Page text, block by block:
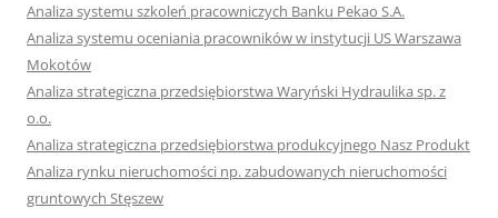
Analiza systemu szkoleń pracowniczych Banku Pekao S.A.
Analiza systemu oceniania pracowników w instytucji US Warszawa
Mokotów
Analiza strategiczna przedsiębiorstwa Waryński Hydraulika sp. z
o.o.
Analiza strategiczna przedsiębiorstwa produkcyjnego Nasz Produkt
Analiza rynku nieruchomości np. zabudowanych nieruchomości
gruntowych Stęszew